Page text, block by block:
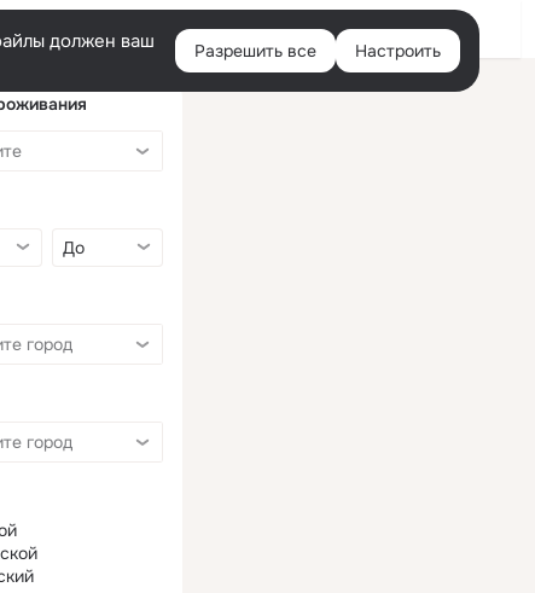
Войти
должен ваш
Разрешить все Настроить